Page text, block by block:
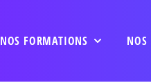
NOS FORMATIONS NOS